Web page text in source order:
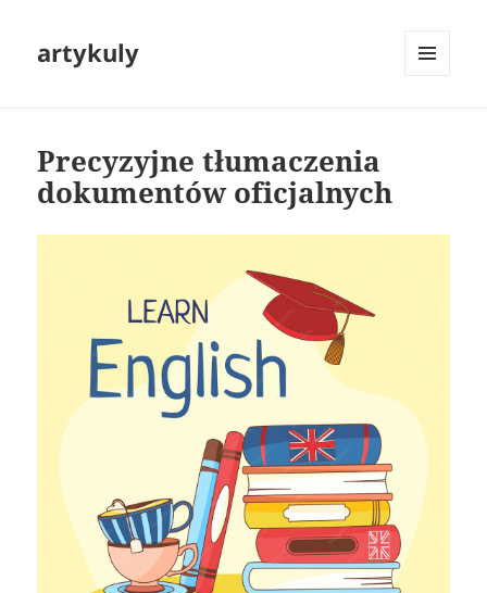
artykuly
Precyzyjne tłumaczenia
dokumentów oficjalnych